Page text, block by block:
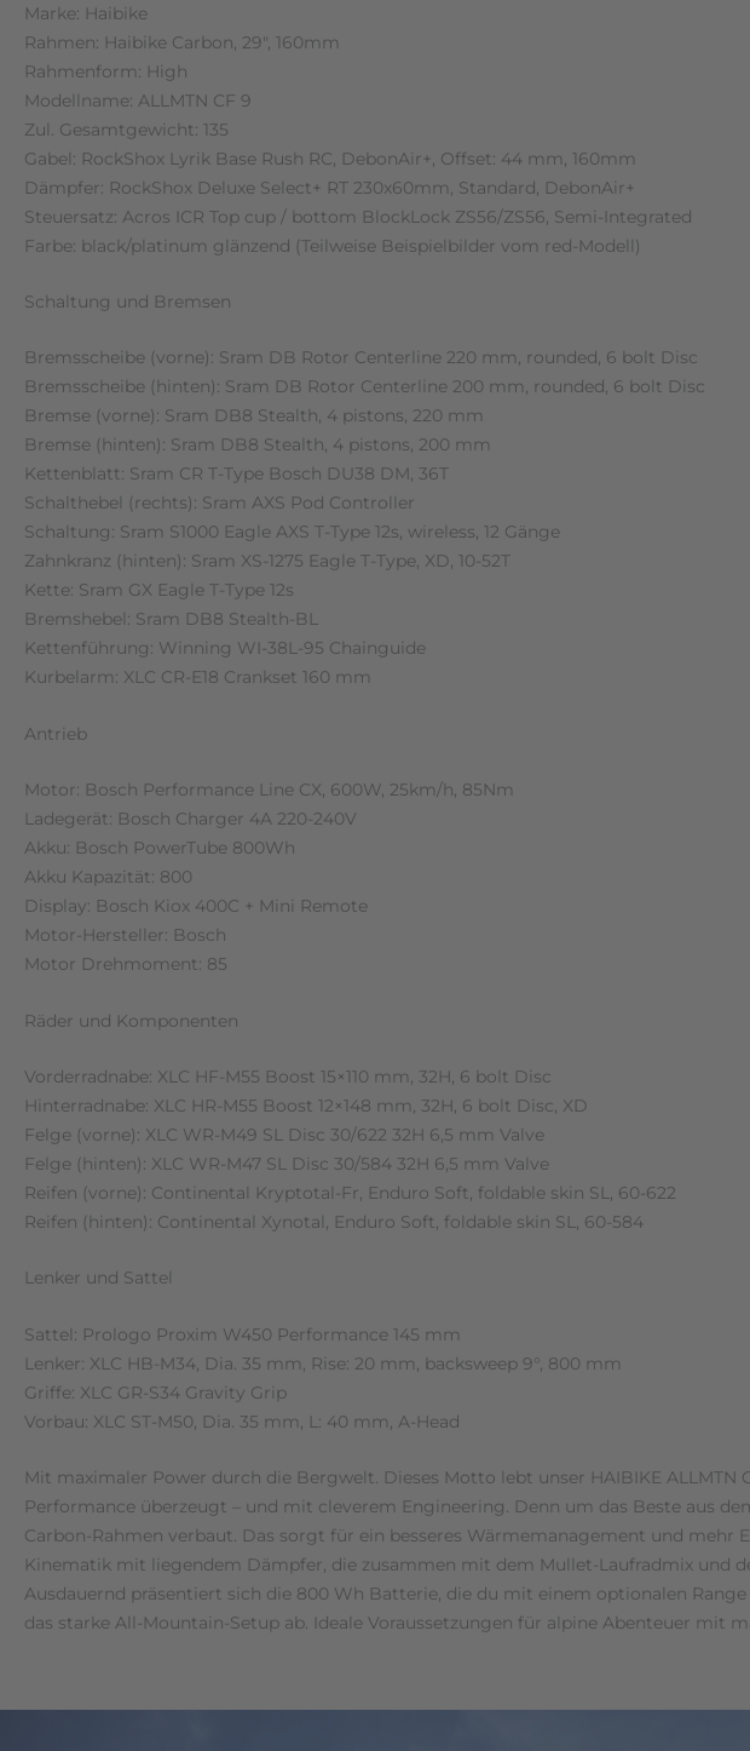
Marke: Haibike
Rahmen: Haibike Carbon, 29″, 160mm
Rahmenform: High
Modellname: ALLMTN CF 9
Zul. Gesamtgewicht: 135
Gabel: RockShox Lyrik Base Rush RC, DebonAir+, Offset: 44 mm, 160mm
Dämpfer: RockShox Deluxe Select+ RT 230x60mm, Standard, DebonAir+
Steuersatz: Acros ICR Top cup / bottom BlockLock ZS56/ZS56, Semi-Integrated
Farbe: black/platinum glänzend (Teilweise Beispielbilder vom red-Modell)
Schaltung und Bremsen
Bremsscheibe (vorne): Sram DB Rotor Centerline 220 mm, rounded, 6 bolt Disc
Bremsscheibe (hinten): Sram DB Rotor Centerline 200 mm, rounded, 6 bolt Disc
Bremse (vorne): Sram DB8 Stealth, 4 pistons, 220 mm
Bremse (hinten): Sram DB8 Stealth, 4 pistons, 200 mm
Kettenblatt: Sram CR T-Type Bosch DU38 DM, 36T
Schalthebel (rechts): Sram AXS Pod Controller
Schaltung: Sram S1000 Eagle AXS T-Type 12s, wireless, 12 Gänge
Zahnkranz (hinten): Sram XS-1275 Eagle T-Type, XD, 10-52T
Kette: Sram GX Eagle T-Type 12s
Bremshebel: Sram DB8 Stealth-BL
Kettenführung: Winning WI-38L-95 Chainguide
Kurbelarm: XLC CR-E18 Crankset 160 mm
Antrieb
Motor: Bosch Performance Line CX, 600W, 25km/h, 85Nm
Ladegerät: Bosch Charger 4A 220-240V
Akku: Bosch PowerTube 800Wh
Akku Kapazität: 800
Display: Bosch Kiox 400C + Mini Remote
Motor-Hersteller: Bosch
Motor Drehmoment: 85
Räder und Komponenten
Vorderradnabe: XLC HF-M55 Boost 15×110 mm, 32H, 6 bolt Disc
Hinterradnabe: XLC HR-M55 Boost 12×148 mm, 32H, 6 bolt Disc, XD
Felge (vorne): XLC WR-M49 SL Disc 30/622 32H 6,5 mm Valve
Felge (hinten): XLC WR-M47 SL Disc 30/584 32H 6,5 mm Valve
Reifen (vorne): Continental Kryptotal-Fr, Enduro Soft, foldable skin SL, 60-622
Reifen (hinten): Continental Xynotal, Enduro Soft, foldable skin SL, 60-584
Lenker und Sattel
Sattel: Prologo Proxim W450 Performance 145 mm
Lenker: XLC HB-M34, Dia. 35 mm, Rise: 20 mm, backsweep 9°, 800 mm
Griffe: XLC GR-S34 Gravity Grip
Vorbau: XLC ST-M50, Dia. 35 mm, L: 40 mm, A-Head
Mit maximaler Power durch die Bergwelt. Dieses Motto lebt unser HAIBIKE
Performance überzeugt – und mit cleverem Engineering. Denn um das Beste aus
Carbon-Rahmen verbaut. Das sorgt für ein besseres Wärmemanagement und
Kinematik mit liegendem Dämpfer, die zusammen mit dem Mullet-Laufradmix und
Ausdauernd präsentiert sich die 800 Wh Batterie, die du mit einem optionalen
das starke All-Mountain-Setup ab. Ideale Voraussetzungen für alpine Abenteuer mit